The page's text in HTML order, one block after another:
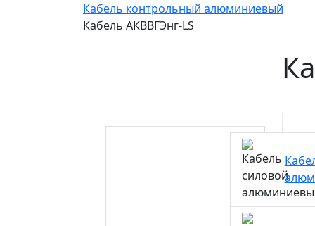
Кабель контрольный алюминиевый
Кабель АКВВГЭнг-LS